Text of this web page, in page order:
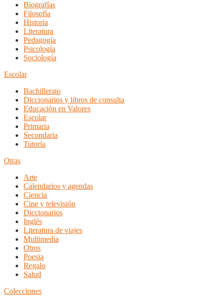
Biografías
Filosofía
Historia
Literatura
Pedagogía
Psicología
Sociología
Escolar
Bachillerato
Diccionarios y libros de consulta
Educación en Valores
Escolar
Primaria
Secundaria
Tutoría
Otras
Arte
Calendarios y agendas
Ciencia
Cine y televisión
Diccionarios
Inglés
Literatura de viajes
Multimedia
Otros
Poesia
Regalo
Salud
Colecciones